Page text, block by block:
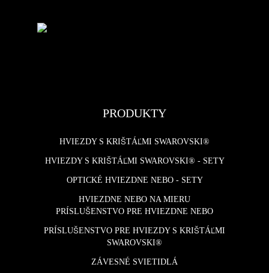
PRODUKTY
HVIEZDY S KRIŠTÁĽMI SWAROVSKI®
HVIEZDY S KRIŠTÁĽMI SWAROVSKI® - SETY
OPTICKÉ HVIEZDNE NEBO - SETY
HVIEZDNE NEBO NA MIERU
PRÍSLUŠENSTVO PRE HVIEZDNE NEBO
PRÍSLUŠENSTVO PRE HVIEZDY S KRIŠTÁĽMI
SWAROVSKI®
ZÁVESNÉ SVIETIDLÁ